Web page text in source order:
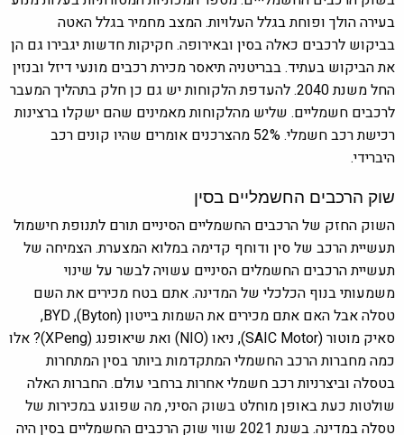
בעירה הולך ופוחת בגלל העלויות. המצב מחמיר בגלל האטה
בביקוש לרכבים כאלה בסין ובאירופה. חקיקות חדשות יגבירו גם הן
את הביקוש בעתיד. בבריטניה תיאסר מכירת רכבים מונעי דיזל ובנזין
החל משנת 2040. להעדפת הלקוחות יש גם כן חלק בתהליך המעבר
לרכבים חשמליים. שליש מהלקוחות מאמינים שהם ישקלו ברצינות
רכישת רכב חשמלי. 52% מהצרכנים אומרים שהיו קונים רכב
היברידי.
שוק הרכבים החשמליים בסין
השוק החזק של הרכבים החשמליים הסיניים תורם לתנופת חישמול
תעשיית הרכב של סין ודוחף קדימה במלוא המצערת. הצמיחה של
תעשיית הרכבים החשמלים הסיניים עשויה לבשר על שינוי
משמעותי בנוף הכלכלי של המדינה. אתם בטח מכירים את השם
טסלה אבל האם אתם מכירים את השמות בייטון (Byton), BYD,
סאיק מוטור (SAIC Motor), ניאו (NIO) ואת שיאופנג (XPeng)? אלו
כמה מחברות הרכב החשמלי המתקדמות ביותר בסין המתחרות
בטסלה וביצרניות רכב חשמלי אחרות ברחבי עולם. החברות האלה
שולטות כעת באופן מוחלט בשוק הסיני, מה שפוגע במכירות של
טסלה במדינה. בשנת 2021 שווי שוק הרכבים החשמליים בסין היה